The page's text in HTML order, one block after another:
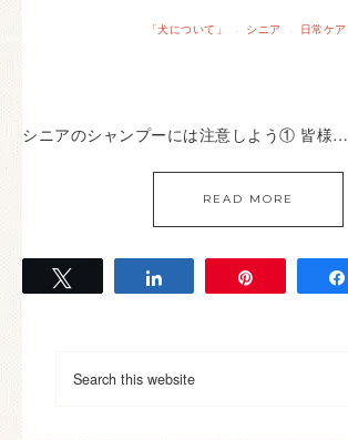
「犬について」 · シニア · 日常ケア
シニアのシャンプーには注意しよう① 皆様…
READ MORE